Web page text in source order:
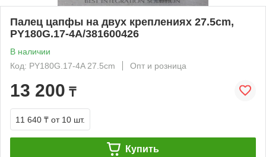
Палец цапфы на двух креплениях 27.5cm,
PY180G.17-4A/381600426
В наличии
Код: PY180G.17-4A 27.5cm
Опт и розница
13 200 ₸
11 640 ₸ от 10 шт.
Купить